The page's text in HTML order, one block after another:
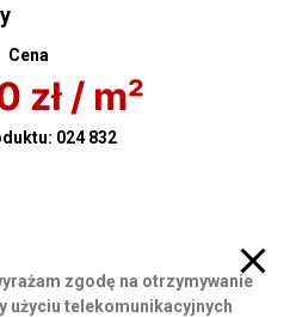
Cena
zł / m²
024 832
zgodę na otrzymywanie
użyciu telekomunikacyjnych